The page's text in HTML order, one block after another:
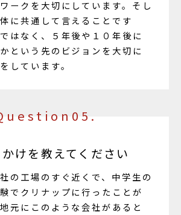
ークを大切にしています。そし
に共通して言えることです
はなく、５年後や１０年後に
という先のビジョンを大切に
しています。
けを教えてください
の工場のすぐ近くで、中学生の
でクリナップに行ったことが
元にこのような会社があると